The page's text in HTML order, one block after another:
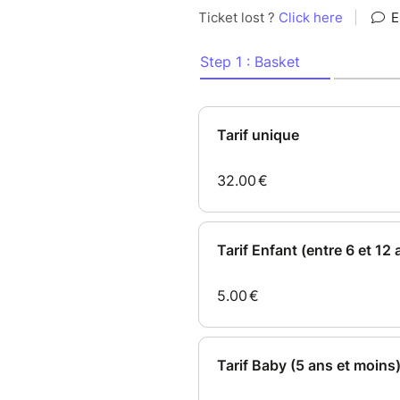
vous donner des frissons et
Icône incontestée du Gospel
récemment les ouvertures
500 millions de
Cathédrale Notre-Dame de
Music Festival, où lui a été
Award.
Au fil de sa carrière, Nicole
avec les plus grands : Lionel
Zucchero, Aloe Blacc,
& Fire, Raymond Myles,
Quand Nicole Slack Jones &